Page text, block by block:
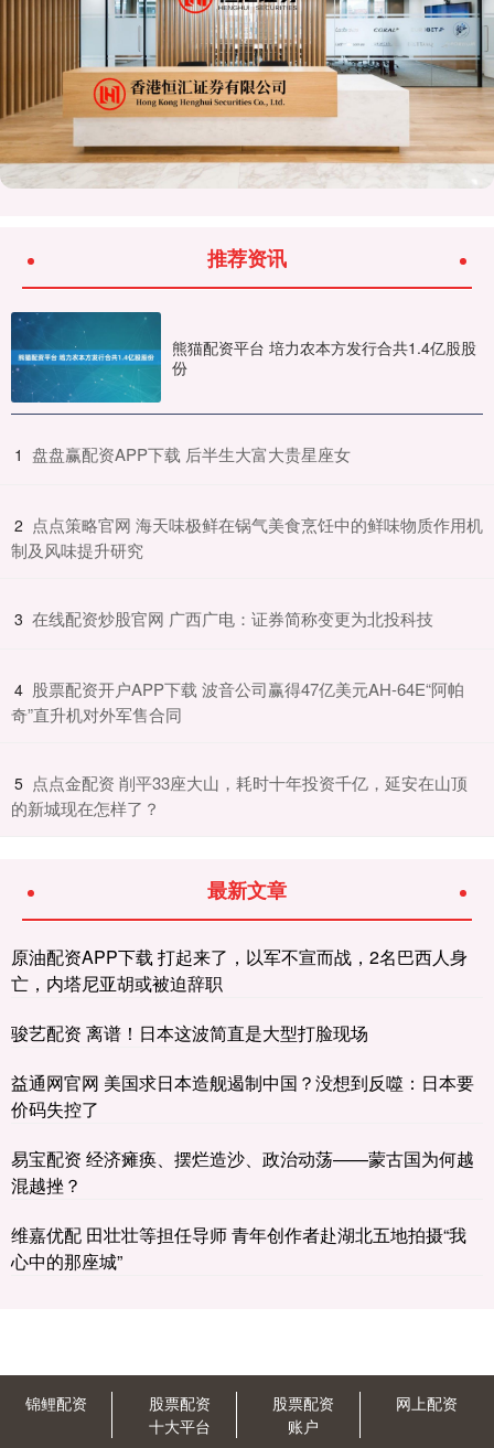
推荐资讯
熊猫配资平台 培力农本方发行合共1.4亿股股
份
1 ​盘盘赢配资APP下载 后半生大富大贵星座女
2 ​点点策略官网 海天味极鲜在锅气美食烹饪中的鲜味物质作用机
制及风味提升研究
3 ​在线配资炒股官网 广西广电：证券简称变更为北投科技
4 ​股票配资开户APP下载 波音公司赢得47亿美元AH-64E“阿帕
奇”直升机对外军售合同
5 ​点点金配资 削平33座大山，耗时十年投资千亿，延安在山顶
的新城现在怎样了？
最新文章
原油配资APP下载 打起来了，以军不宣而战，2名巴西人身
亡，内塔尼亚胡或被迫辞职
骏艺配资 离谱！日本这波简直是大型打脸现场
益通网官网 美国求日本造舰遏制中国？没想到反噬：日本要
价码失控了
易宝配资 经济瘫痪、摆烂造沙、政治动荡——蒙古国为何越
混越挫？
维嘉优配 田壮壮等担任导师 青年创作者赴湖北五地拍摄“我
心中的那座城”
锦鲤配资
股票配资
十大平台
股票配资
账户
网上配资